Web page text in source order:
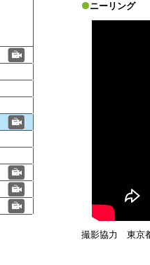
ニーリング
撮影協力 東京